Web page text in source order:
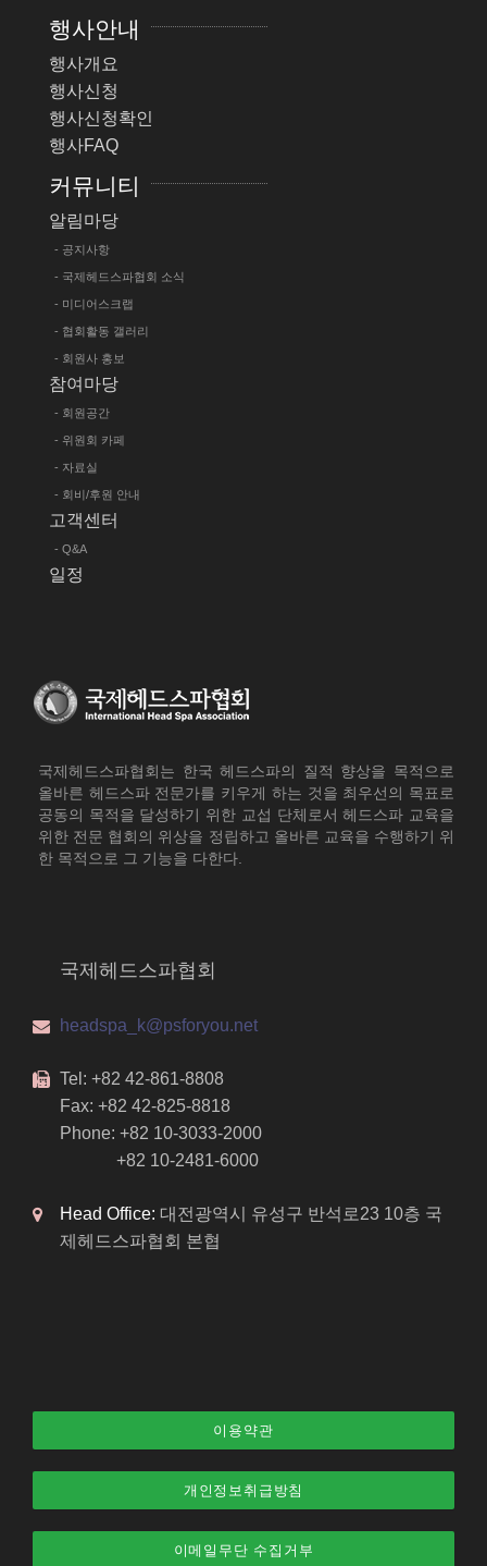
행사안내
행사개요
행사신청
행사신청확인
행사FAQ
커뮤니티
알림마당
- 공지사항
- 국제헤드스파협회 소식
- 미디어스크랩
- 협회활동 갤러리
- 회원사 홍보
참여마당
- 회원공간
- 위원회 카페
- 자료실
- 회비/후원 안내
고객센터
- Q&A
일정
국제헤드스파협회는 한국 헤드스파의 질적 향상을 목적으로
올바른 헤드스파 전문가를 키우게 하는 것을 최우선의 목표로
공동의 목적을 달성하기 위한 교섭 단체로서 헤드스파 교육을
위한 전문 협회의 위상을 정립하고 올바른 교육을 수행하기 위
한 목적으로 그 기능을 다한다.
국제헤드스파협회
headspa_k@psforyou.net
Tel: +82 42-861-8808
Fax: +82 42-825-8818
Phone: +82 10-3033-2000
+82 10-2481-6000
Head Office: 대전광역시 유성구 반석로23 10층 국
제헤드스파협회 본협
이용약관
개인정보취급방침
이메일무단 수집거부